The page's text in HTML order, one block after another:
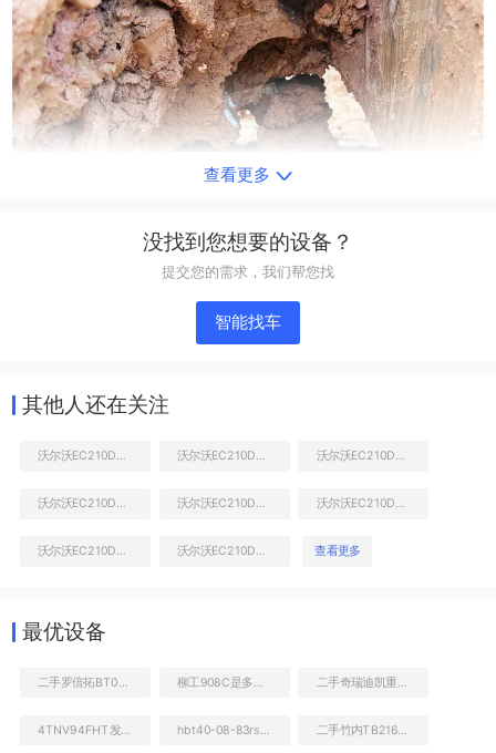
液压泵舱室正面整体
查看更多
没找到您想要的设备？
提交您的需求，我们帮您找
智能找车
其他人还在关注
查看更多
最优设备
4TNV94FHT发动机